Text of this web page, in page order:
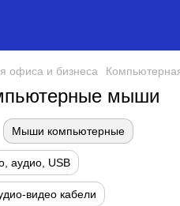
офиса и бизнеса
мыши
Мыши компьютерные
аудио, USB
видео кабели